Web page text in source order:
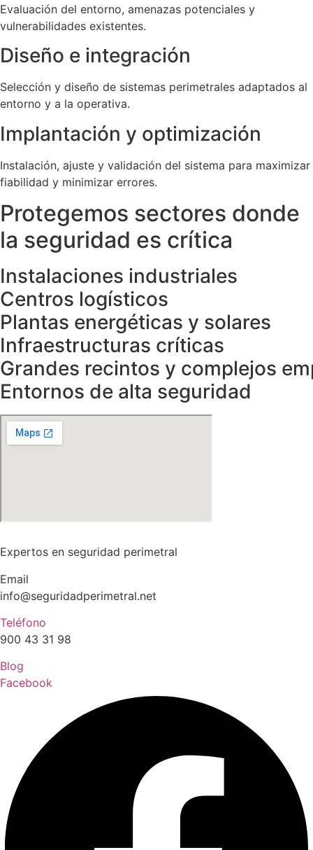
Evaluación del entorno, amenazas potenciales y
vulnerabilidades existentes.
Diseño e integración
Selección y diseño de sistemas perimetrales adaptados al
entorno y a la operativa.
Implantación y optimización
Instalación, ajuste y validación del sistema para maximizar
fiabilidad y minimizar errores.
Protegemos sectores donde
la seguridad es crítica
Instalaciones industriales
Centros logísticos
Plantas energéticas y solares
Infraestructuras críticas
Grandes recintos y complejos
Entornos de alta seguridad
Expertos en seguridad perimetral
Email
info@seguridadperimetral.net
Teléfono
900 43 31 98
Blog
Facebook